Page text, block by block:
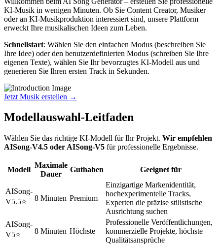
KI-Musik in wenigen Minuten. Ob Sie Content Creator, Musiker
oder an KI-Musikproduktion interessiert sind, unsere Plattform
erweckt Ihre musikalischen Ideen zum Leben.
Schnellstart: Wählen Sie den einfachen Modus (beschreiben Sie
Ihre Idee) oder den benutzerdefinierten Modus (schreiben Sie Ihre
eigenen Texte), wählen Sie Ihr bevorzugtes KI-Modell aus und
generieren Sie Ihren ersten Track in Sekunden.
Jetzt Musik erstellen →
Modellauswahl-Leitfaden
Wählen Sie das richtige KI-Modell für Ihr Projekt. Wir empfehlen
AISong-V4.5 oder AISong-V5 für professionelle Ergebnisse.
Modell
Maximale
Dauer
Guthaben Geeignet für
AISong-
V5.5⭐ 8 Minuten Premium
Einzigartige Markenidentität,
hochexperimentelle Tracks,
Experten die präzise stilistische
Ausrichtung suchen
AISong-
V5⭐ 8 Minuten Höchste
Professionelle Veröffentlichungen,
kommerzielle Projekte, höchste
Qualitätsansprüche